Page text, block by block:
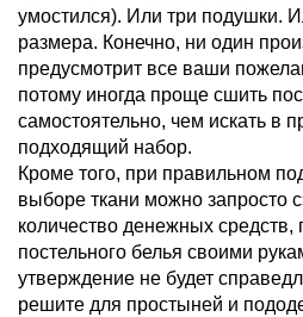
умостился). Или три подушки.
размера. Конечно, ни один
предусмотрит все ваши
потому иногда проще сшить
самостоятельно, чем искать в
подходящий набор.
Кроме того, при правильном
выборе ткани можно запросто
количество денежных средств,
постельного белья своими
утверждение не будет
решите для простыней и